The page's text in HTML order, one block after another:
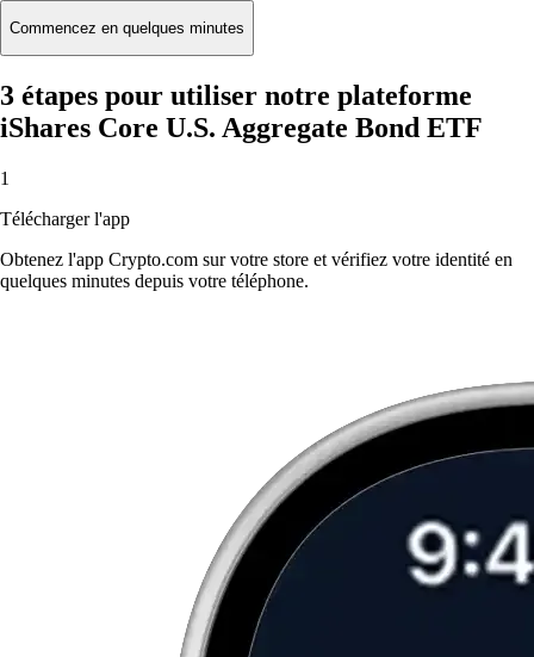
Commencez en quelques minutes
3 étapes pour utiliser notre plateforme
iShares Core U.S. Aggregate Bond ETF
1
Télécharger l'app
Obtenez l'app Crypto.com sur votre store et vérifiez votre identité en
quelques minutes depuis votre téléphone.